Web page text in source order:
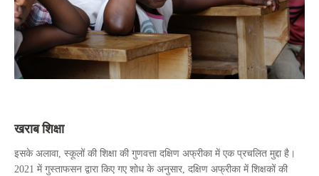
खराब शिक्षा
इसके अलावा, स्कूलों की शिक्षा की गुणवत्ता दक्षिण अफ्रीका में एक प्रचलित मुद्दा है।
2021 में गुस्ताफसन द्वारा किए गए शोध के अनुसार, दक्षिण अफ्रीका में शिक्षकों की